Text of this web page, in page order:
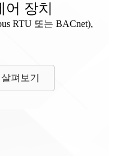
장치
RTU 또는 BACnet),
펴보기